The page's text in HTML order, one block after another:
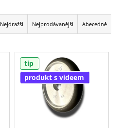
Nejdražší Nejprodávanější Abecedně
tip
produkt s videem